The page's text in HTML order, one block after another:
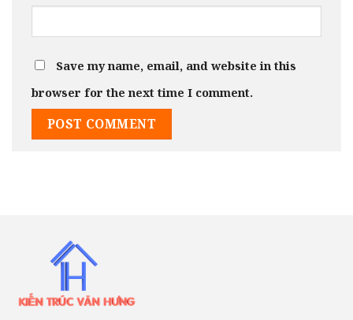
Save my name, email, and website in this
browser for the next time I comment.